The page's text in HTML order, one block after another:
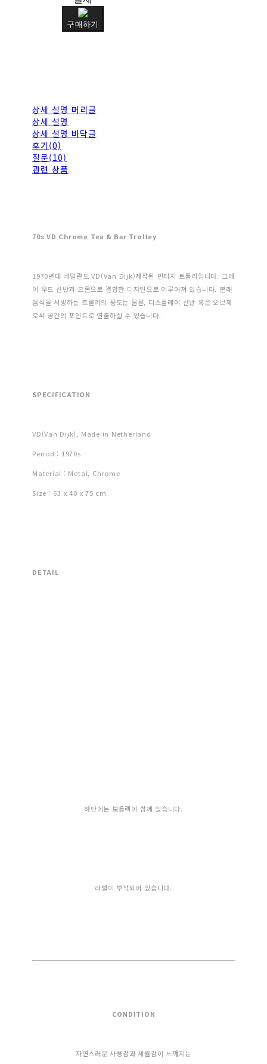
구매하기
상세 설명 머리글
상세 설명
상세 설명 바닥글
후기(0)
질문(10)
관련 상품
70s VD Chrome Tea & Bar Trolley
1970년대 네덜란드 VD(Van Dijk)제작된 빈티지 트롤리입니다. 그레
이 우드 선반과 크롬으로 결합한 디자인으로 이루어져 있습니다. 본래
음식을 서빙하는 트롤리의 용도는 물론, 디스플레이 선반 혹은 오브제
로써 공간의 포인트로 연출하실 수 있습니다.
SPECIFICATION
VD(Van Dijk), Made in Netherland
Period : 1970s
Material : Metal, Chrome
Size : 63 x 40 x 75 cm
DETAIL
하단에는 보틀랙이 함께 있습니다.
라벨이 부착되어 있습니다.
CONDITION
자연스러운 사용감과 세월감이 느껴지는